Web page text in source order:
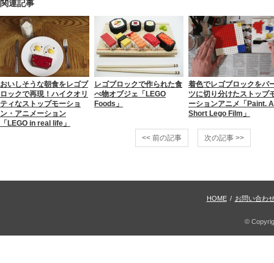
関連記事
おいしそうな朝食をレゴブ
ロックで再現！ハイクオリ
ティなストップモーショ
ン・アニメーション
「LEGO in real life」
レゴブロックで作られた食
べ物オブジェ「LEGO
Foods」
着色でレゴブロックをパ
ツに切り分けたストップ
ーションアニメ「Paint. A
Short Lego Film」
<< 前の記事 次の記事 >>
HOME / お問い合わ
©